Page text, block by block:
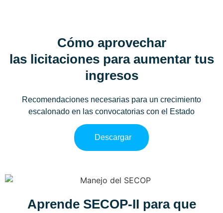
Cómo aprovechar
las licitaciones para aumentar tus
ingresos
Recomendaciones necesarias para un crecimiento
escalonado en las convocatorias con el Estado
Descargar
Aprende SECOP-II para que